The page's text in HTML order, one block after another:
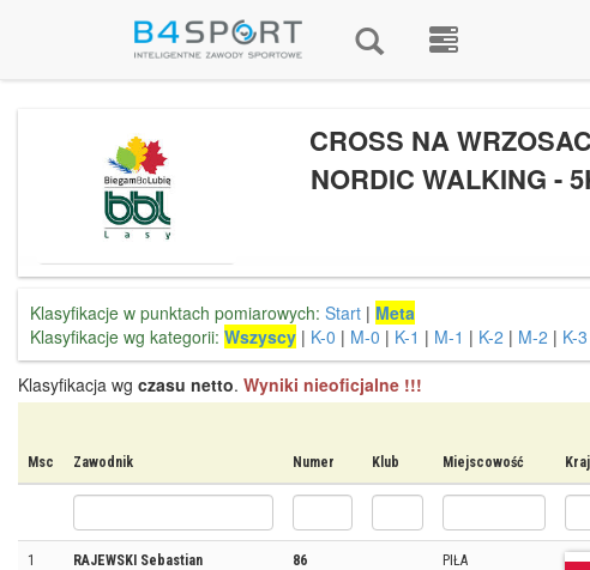
CROSS NA
NORDIC WALKING -
Klasyfikacje w punktach pomiarowych: Start | Meta
Klasyfikacje wg kategorii: Wszyscy | K-0 | M-0 | K-1 | M-1 | K-2 | M-2 | K-3
Klasyfikacja wg czasu netto. Wyniki nieoficjalne !!!
Msc Zawodnik Numer Klub Miejscowość Kraj
1 RAJEWSKI Sebastian 86 PIŁA